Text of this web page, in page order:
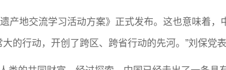
地交流学习活动方案》正式发布。这也意味着，
的行动，开创了跨区、跨省行动的先河。”刘保党表